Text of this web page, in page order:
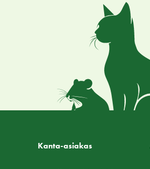
Kanta-asiakas